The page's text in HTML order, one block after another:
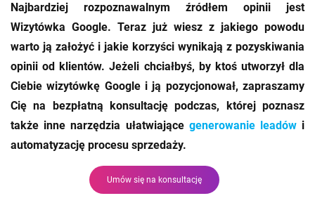
Najbardziej rozpoznawalnym źródłem opinii jest
Wizytówka Google. Teraz już wiesz z jakiego powodu
warto ją założyć i jakie korzyści wynikają z pozyskiwania
opinii od klientów. Jeżeli chciałbyś, by ktoś utworzył dla
Ciebie wizytówkę Google i ją pozycjonował, zapraszamy
Cię na bezpłatną konsultację podczas, której poznasz
także inne narzędzia ułatwiające generowanie leadówi
automatyzację procesu sprzedaży.
Umów się na konsultację